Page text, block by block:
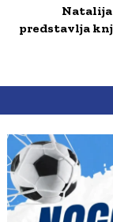
predstavlja